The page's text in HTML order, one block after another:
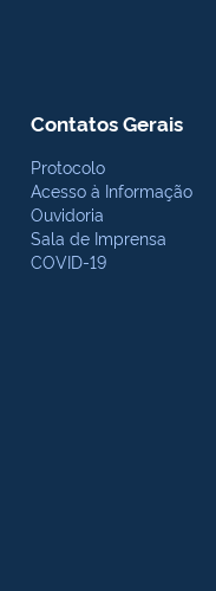
Contatos Gerais
Protocolo
Acesso à Informação
Ouvidoria
Sala de Imprensa
COVID-19